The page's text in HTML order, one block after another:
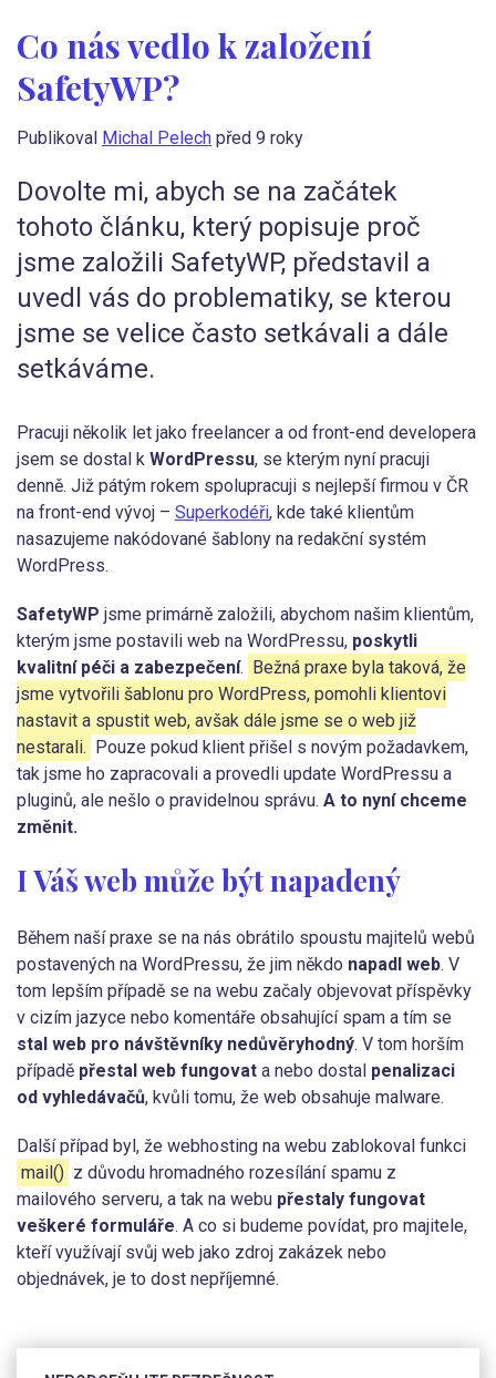
Co nás vedlo k založení
SafetyWP?
Publikoval Michal Pelech před 9 roky
Dovolte mi, abych se na začátek
tohoto článku, který popisuje proč
jsme založili SafetyWP, představil a
uvedl vás do problematiky, se kterou
jsme se velice často setkávali a dále
setkáváme.
Pracuji několik let jako freelancer a od front-end developera
jsem se dostal k WordPressu, se kterým nyní pracuji
denně. Již pátým rokem spolupracuji s nejlepší firmou v ČR
na front-end vývoj – Superkodéři, kde také klientům
nasazujeme nakódované šablony na redakční systém
WordPress.
SafetyWP jsme primárně založili, abychom našim klientům,
kterým jsme postavili web na WordPressu, poskytli
kvalitní péči a zabezpečení. Bežná praxe byla taková, že
jsme vytvořili šablonu pro WordPress, pomohli klientovi
nastavit a spustit web, avšak dále jsme se o web již
nestarali. Pouze pokud klient přišel s novým požadavkem,
tak jsme ho zapracovali a provedli update WordPressu a
pluginů, ale nešlo o pravidelnou správu. A to nyní chceme
změnit.
I Váš web může být napadený
Během naší praxe se na nás obrátilo spoustu majitelů webů
postavených na WordPressu, že jim někdo napadl web. V
tom lepším případě se na webu začaly objevovat příspěvky
v cizím jazyce nebo komentáře obsahující spam a tím se
stal web pro návštěvníky nedůvěryhodný. V tom horším
případě přestal web fungovat a nebo dostal penalizaci
od vyhledávačů, kvůli tomu, že web obsahuje malware.
Další případ byl, že webhosting na webu zablokoval funkci
mail() z důvodu hromadného rozesílání spamu z
mailového serveru, a tak na webu přestaly fungovat
veškeré formuláře. A co si budeme povídat, pro majitele,
kteří využívají svůj web jako zdroj zakázek nebo
objednávek, je to dost nepříjemné.